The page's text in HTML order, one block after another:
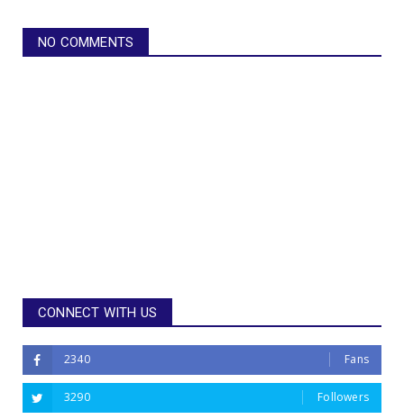
NO COMMENTS
CONNECT WITH US
2340 Fans
3290 Followers